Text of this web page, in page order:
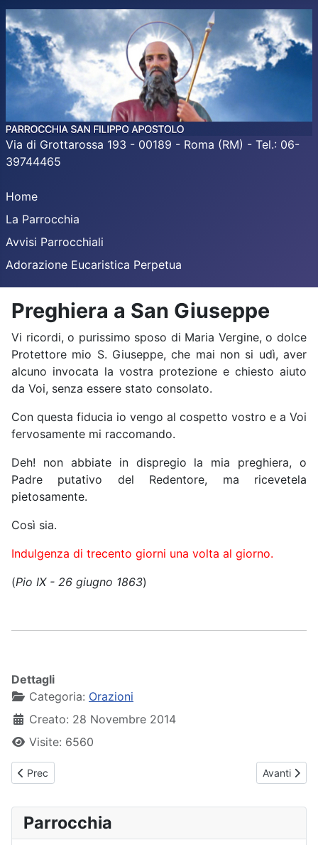
Via di Grottarossa 193 - 00189 - Roma (RM) - Tel.: 06-
39744465
Home
La Parrocchia
Avvisi Parrocchiali
Adorazione Eucaristica Perpetua
Preghiera a San Giuseppe
Vi ricordi, o purissimo sposo di Maria Vergine, o dolce
Protettore mio S. Giuseppe, che mai non si udì, aver
alcuno invocata la vostra protezione e chiesto aiuto
da Voi, senza essere stato consolato.
Con questa fiducia io vengo al cospetto vostro e a Voi
fervosamente mi raccomando.
Deh! non abbiate in dispregio la mia preghiera, o
Padre putativo del Redentore, ma ricevetela
pietosamente.
Così sia.
Indulgenza di trecento giorni una volta al giorno.
(Pio IX - 26 giugno 1863)
Dettagli
Categoria: Orazioni
Creato: 28 Novembre 2014
Visite: 6560
Articolo precedente: Preghiera a San Filippo Neri
Prec Articolo
Avanti
Parrocchia